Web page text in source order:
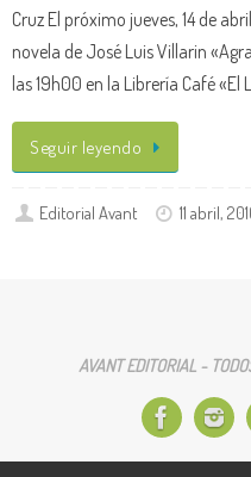
Cruz El próximo jueves, 14 de
novela de José Luis Villarin
las 19h00 en la Librería Café «El
Seguir leyendo
Editorial Avant 11 abril,
AVANT EDITORIAL -